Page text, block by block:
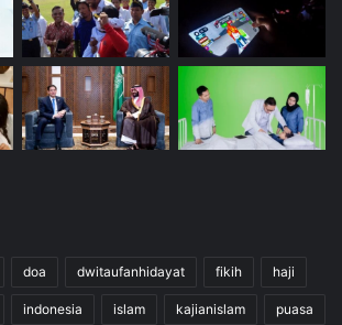
doa dwitaufanhidayat fikih haji
indonesia islam kajianislam puasa